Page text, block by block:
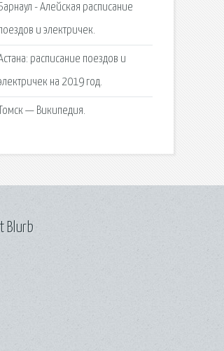
Барнаул - Алейская расписание
и электричек.
расписание поездов и
на 2019 год.
Томск — Википедия.
Blurb